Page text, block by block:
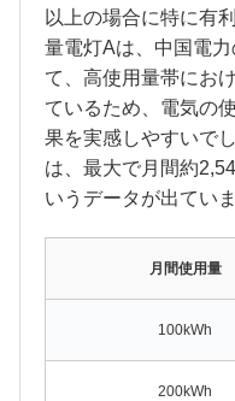
以上の場合に特に有
量電灯Aは、中国電
て、高使用量帯にお
ているため、電気の
果を実感しやすいで
は、最大で月間約
いうデータが出ていま
月間使用量
100kWh
200kWh